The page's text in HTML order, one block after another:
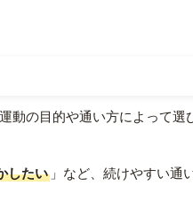
動の目的や通い方によって選
したい 」など、続けやすい通